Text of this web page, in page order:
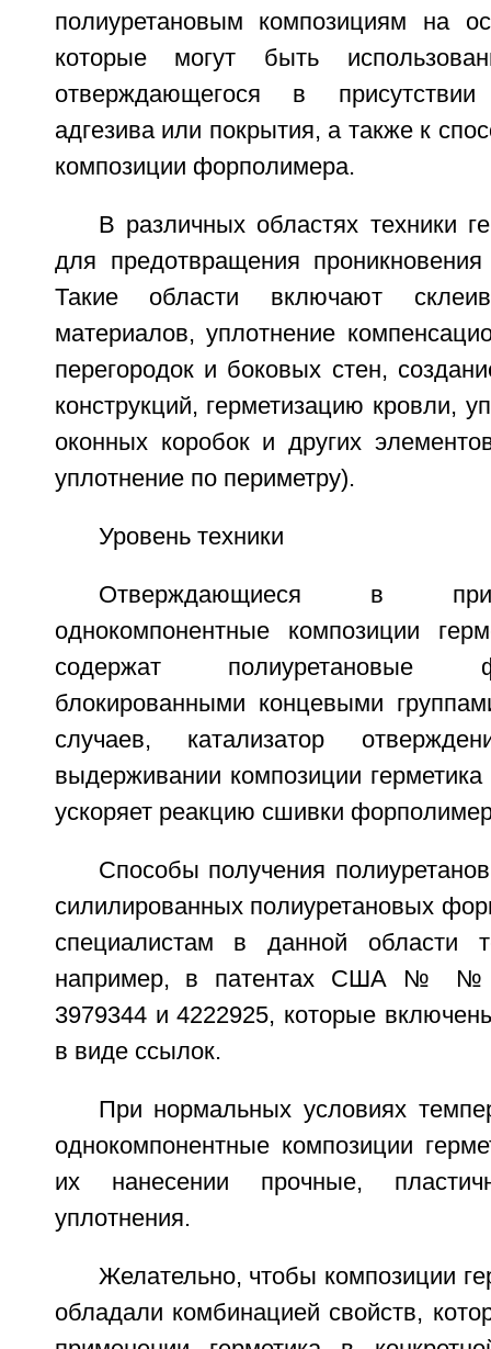
полиуретановым композициям на
которые могут быть
отверждающегося в
адгезива или покрытия, а также к
композиции форполимера.
В различных областях техники
для предотвращения
Такие области включают
материалов, уплотнение
перегородок и боковых стен,
конструкций, герметизацию кровли,
оконных коробок и других
уплотнение по периметру).
Уровень техники
Отверждающиеся в
однокомпонентные композиции
содержат полиуретановые
блокированными концевыми
случаев, катализатор
выдерживании композиции герметика
ускоряет реакцию сшивки
Способы получения
силилированных полиуретановых
специалистам в данной области
например, в патентах США № №
3979344 и 4222925, которые
в виде ссылок.
При нормальных условиях
однокомпонентные композиции
их нанесении прочные,
уплотнения.
Желательно, чтобы композиции
обладали комбинацией свойств,